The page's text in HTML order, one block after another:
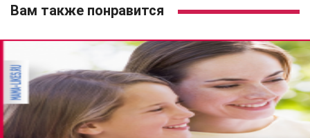
Вам также понравится